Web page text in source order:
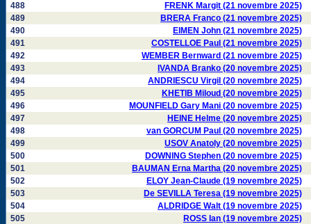
488
FRENK Margit (21 novembre 2025)
489
BRERA Franco (21 novembre 2025)
490
EIMEN John (21 novembre 2025)
491
COSTELLOE Paul (21 novembre 2025)
492
WEMBER Bernward (21 novembre 2025)
493
IVANDA Branko (20 novembre 2025)
494
ANDRIESCU Virgil (20 novembre 2025)
495
KHETIB Miloud (20 novembre 2025)
496
MOUNFIELD Gary Mani (20 novembre 2025)
497
HEINE Helme (20 novembre 2025)
498
van GORCUM Paul (20 novembre 2025)
499
USOV Anatoly (20 novembre 2025)
500
DOWNING Stephen (20 novembre 2025)
501
BAUMAN Erna Martha (20 novembre 2025)
502
ELOY Jean-Claude (19 novembre 2025)
503
De SEVILLA Teresa (19 novembre 2025)
504
ALDRIDGE Walt (19 novembre 2025)
505
ROSS Ian (19 novembre 2025)